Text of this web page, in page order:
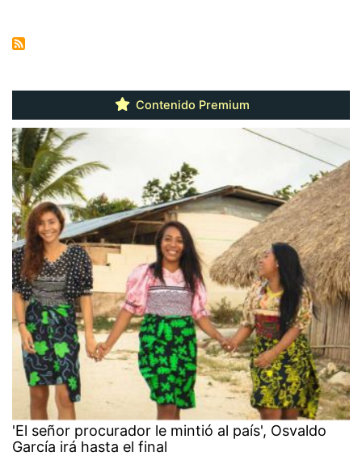
Contenido Premium
'El señor procurador le mintió al país', Osvaldo
García irá hasta el final